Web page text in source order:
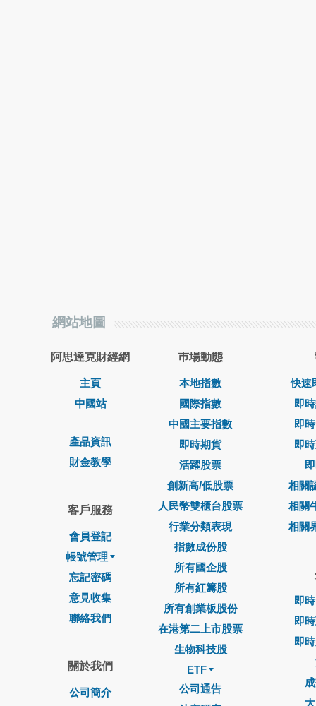
網站地圖
阿思達克財經網
主頁
中國站
產品資訊
財金教學
客戶服務
會員登記
帳號管理
忘記密碼
意見收集
聯絡我們
關於我們
公司簡介
巿場動態
本地指數
國際指數
中國主要指數
即時期貨
活躍股票
創新高/低股票
人民幣雙櫃台股票
行業分類表現
指數成份股
所有國企股
所有紅籌股
所有創業板股份
在港第二上市股票
生物科技股
ETF
公司通告
快速
即
即
即
相關
相關
相關
即
即
即